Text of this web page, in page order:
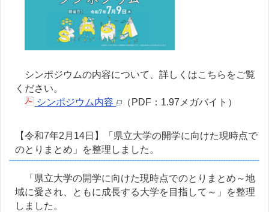
シンポジウムの内容について、詳しくはこちらをご覧
ください。
シンポジウム内容
（PDF：1.97メガバイト）
【令和7年2月14日】「県立大学の開学に向けた現時点で
のとりまとめ」を整理しました。
「県立大学の開学に向けた現時点でのとりまとめ～地
域に愛され、ともに成長する大学を目指して～」を整理
しました。